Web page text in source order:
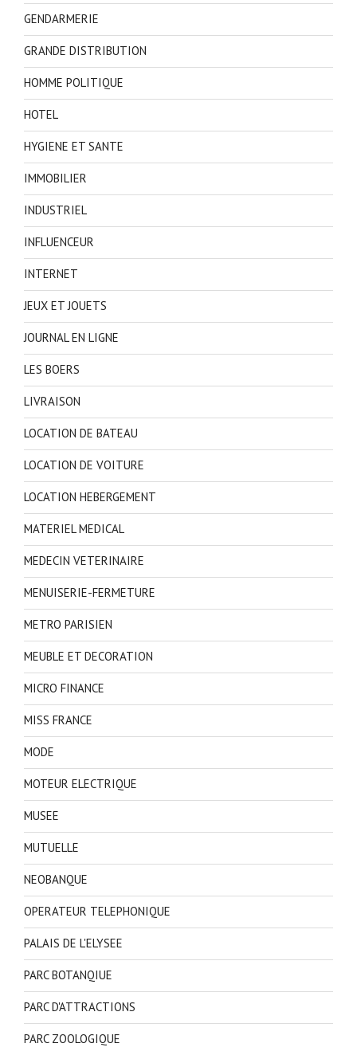
GENDARMERIE
GRANDE DISTRIBUTION
HOMME POLITIQUE
HOTEL
HYGIENE ET SANTE
IMMOBILIER
INDUSTRIEL
INFLUENCEUR
INTERNET
JEUX ET JOUETS
JOURNAL EN LIGNE
LES BOERS
LIVRAISON
LOCATION DE BATEAU
LOCATION DE VOITURE
LOCATION HEBERGEMENT
MATERIEL MEDICAL
MEDECIN VETERINAIRE
MENUISERIE-FERMETURE
METRO PARISIEN
MEUBLE ET DECORATION
MICRO FINANCE
MISS FRANCE
MODE
MOTEUR ELECTRIQUE
MUSEE
MUTUELLE
NEOBANQUE
OPERATEUR TELEPHONIQUE
PALAIS DE L'ELYSEE
PARC BOTANQIUE
PARC D'ATTRACTIONS
PARC ZOOLOGIQUE